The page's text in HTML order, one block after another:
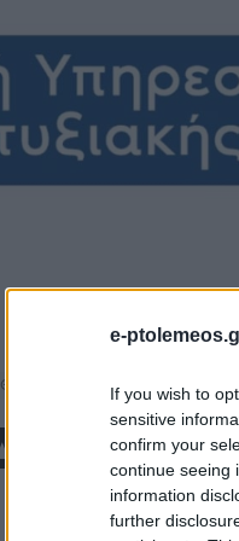
e-
If you wish to
sensitive
confirm your
continue seeing
information
further
Εργασίας ΕΥΔΑΜ